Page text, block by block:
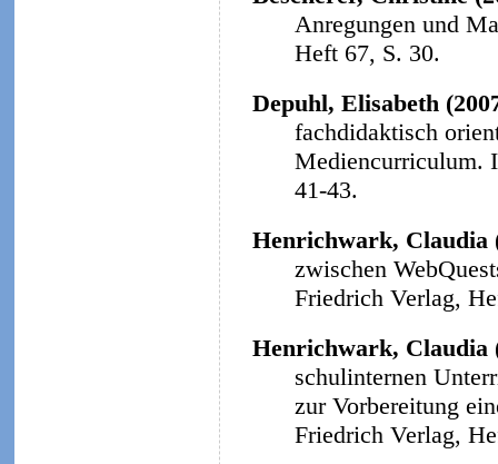
Anregungen und
Heft 67, S. 30.
Depuhl, Elisabeth
fachdidaktisch
Mediencurriculum.
41-43.
Henrichwark, Claudia
zwischen
Friedrich Verlag,
Henrichwark, Claudia
schulinternen
zur Vorbereitung
Friedrich Verlag,